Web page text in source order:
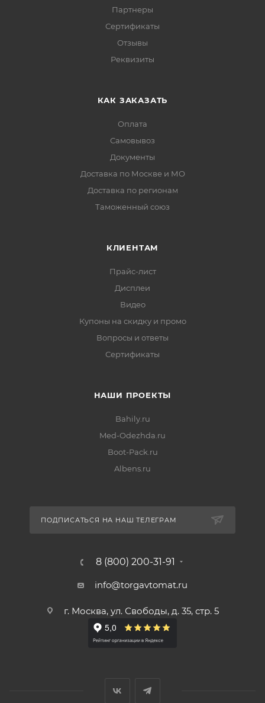
Партнеры
Сертификаты
Отзывы
Реквизиты
КАК ЗАКАЗАТЬ
Оплата
Самовывоз
Документы
Доставка по Москве и МО
Доставка по регионам
Таможенный союз
КЛИЕНТАМ
Прайс-лист
Дисплеи
Видео
Купоны на скидку и промо
Вопросы и ответы
Сертификаты
НАШИ ПРОЕКТЫ
Bahily.ru
Med-Odezhda.ru
Boot-Pack.ru
Albens.ru
ПОДПИСАТЬСЯ НА НАШ ТЕЛЕГРАМ
8 (800) 200-31-91
info@torgavtomat.ru
г. Москва, ул. Свободы, д. 35, стр. 5